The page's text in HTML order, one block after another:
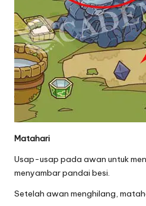
Matahari
Usap-usap pada awan untuk
menyambar pandai besi.
Setelah awan menghilang,